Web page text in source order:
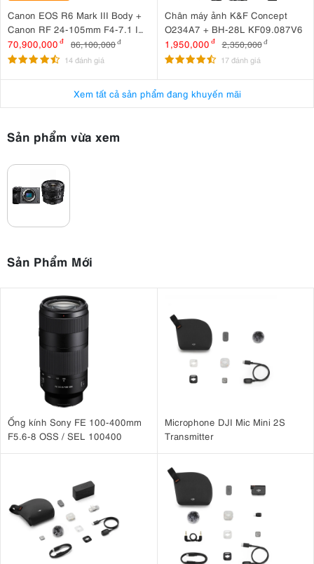
Canon EOS R6 Mark III Body +
Canon RF 24-105mm F4-7.1 IS
STM
70,900,000 đ 86,100,000đ
14 đánh giá
Chân máy ảnh K&F Concept
O234A7 + BH-28L KF09.087V6
1,950,000 đ 2,350,000 đ
17 đánh giá
Xem tất cả sản phẩm đang khuyến mãi
Sản phẩm vừa xem
Sản Phẩm Mới
Ống kính Sony FE 100-400mm
F5.6-8 OSS / SEL 100400
Microphone DJI Mic Mini 2S
Transmitter